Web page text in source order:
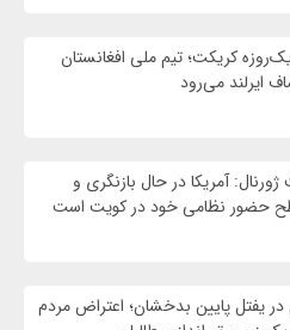
کریکت؛ تیم ملی افغانستان
ایرلند می‌رود
آمریکا در حال بازنگری و
حضور نظامی خود در کویت است
یفتل پایین بدخشان؛ اعتراض مردم